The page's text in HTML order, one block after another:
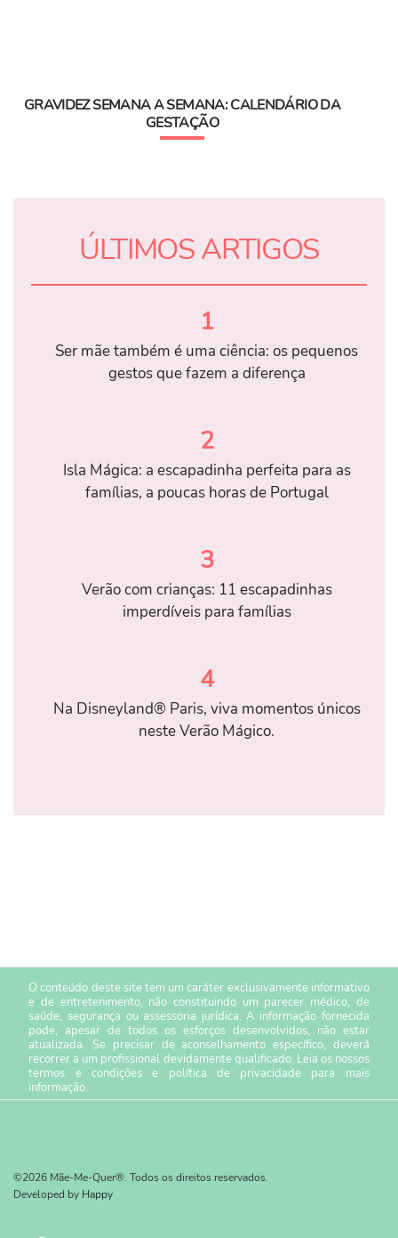
GRAVIDEZ SEMANA A SEMANA: CALENDÁRIO DA
GESTAÇÃO
ÚLTIMOS ARTIGOS
1
Ser mãe também é uma ciência: os pequenos
gestos que fazem a diferença
2
Isla Mágica: a escapadinha perfeita para as
famílias, a poucas horas de Portugal
3
Verão com crianças: 11 escapadinhas
imperdíveis para famílias
4
Na Disneyland® Paris, viva momentos únicos
neste Verão Mágico.
O conteúdo deste site tem um caráter exclusivamente informativo
e de entretenimento, não constituindo um parecer médico, de
saúde, segurança ou assessoria jurídica. A informação fornecida
pode, apesar de todos os esforços desenvolvidos, não estar
atualizada. Se precisar de aconselhamento específico, deverá
recorrer a um profissional devidamente qualificado. Leia os nossos
termos e condiçõese política de privacidade para mais
informação.
©2026 Mãe-Me-Quer®. Todos os direitos reservados.
Developed by Happy